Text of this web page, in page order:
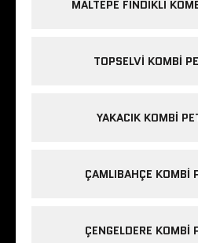
MALTEPE FINDIKLI
TOPSELVI KOMBI
YAKACIK KOMBI
ÇAMLIBAHÇE KOMBI
ÇENGELDERE KOMBI